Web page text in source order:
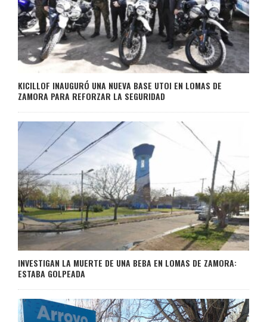
KICILLOF INAUGURÓ UNA NUEVA BASE UTOI EN LOMAS DE
ZAMORA PARA REFORZAR LA SEGURIDAD
INVESTIGAN LA MUERTE DE UNA BEBA EN LOMAS DE ZAMORA:
ESTABA GOLPEADA